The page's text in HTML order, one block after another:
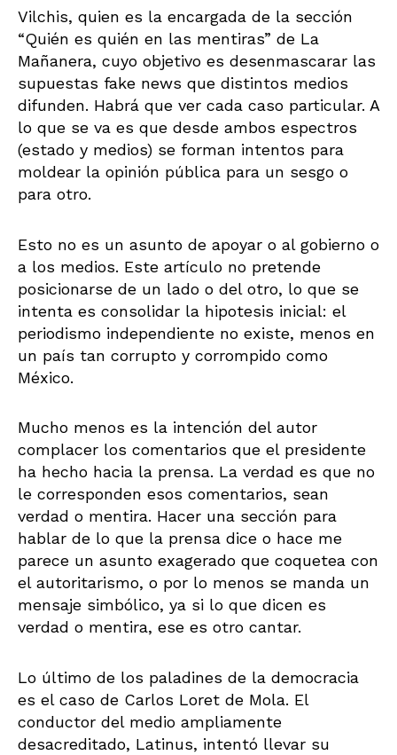
Vilchis, quien es la encargada de la sección
“Quién es quién en las mentiras” de La
Mañanera, cuyo objetivo es desenmascarar las
supuestas fake news que distintos medios
difunden. Habrá que ver cada caso particular. A
lo que se va es que desde ambos espectros
(estado y medios) se forman intentos para
moldear la opinión pública para un sesgo o
para otro.
Esto no es un asunto de apoyar o al gobierno o
a los medios. Este artículo no pretende
posicionarse de un lado o del otro, lo que se
intenta es consolidar la hipotesis inicial: el
periodismo independiente no existe, menos en
un país tan corrupto y corrompido como
México.
Mucho menos es la intención del autor
complacer los comentarios que el presidente
ha hecho hacia la prensa. La verdad es que no
le corresponden esos comentarios, sean
verdad o mentira. Hacer una sección para
hablar de lo que la prensa dice o hace me
parece un asunto exagerado que coquetea con
el autoritarismo, o por lo menos se manda un
mensaje simbólico, ya si lo que dicen es
verdad o mentira, ese es otro cantar.
Lo último de los paladines de la democracia
es el caso de Carlos Loret de Mola. El
conductor del medio ampliamente
desacreditado, Latinus, intentó llevar su